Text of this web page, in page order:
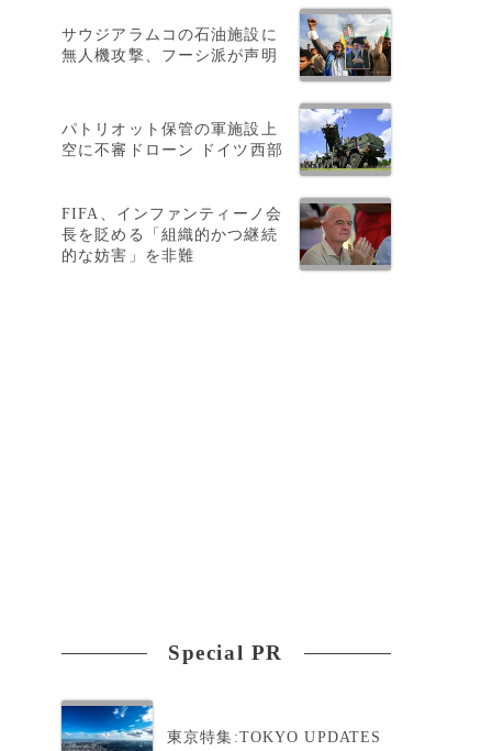
サウジアラムコの石油施設に
無人機攻撃、フーシ派が声明
パトリオット保管の軍施設上
空に不審ドローン ドイツ西部
FIFA、インファンティーノ会
長を貶める「組織的かつ継続
的な妨害」を非難
Special PR
東京特集:TOKYO UPDATES